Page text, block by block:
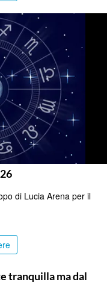
di Lucia Arena per il
tranquilla ma dal